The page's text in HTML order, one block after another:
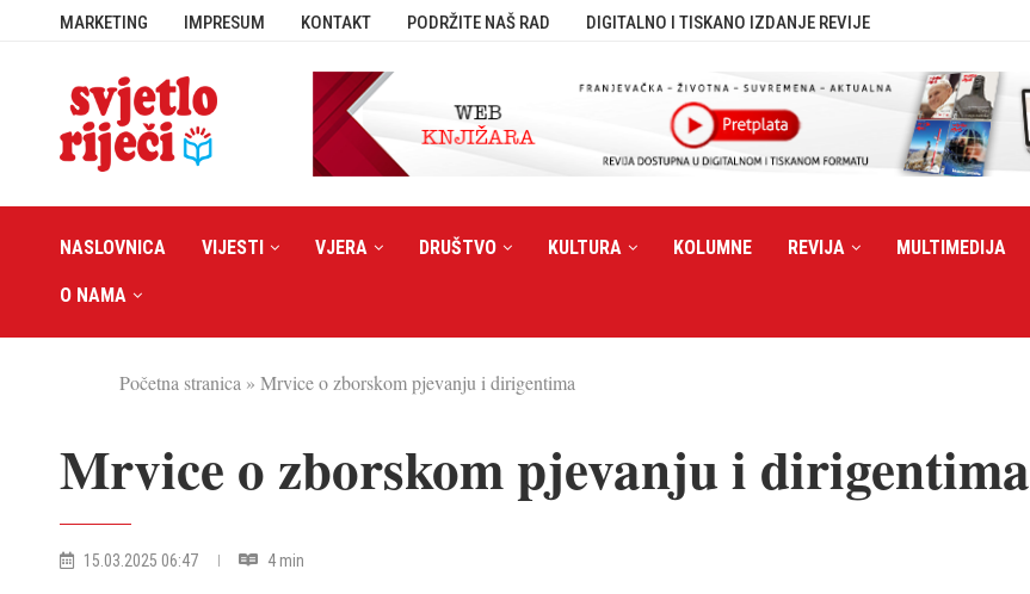
MARKETING IMPRESUM KONTAKT PODRŽITE NAŠ RAD DIGITALNO I TISKANO IZDANJE REVIJE
NASLOVNICA VIJESTI VJERA DRUŠTVO KULTURA KOLUMNE REVIJA MULTIMEDIJA
O NAMA
Početna stranica » Mrvice o zborskom pjevanju i dirigentima
Mrvice o zborskom pjevanju i dirigentima
15.03.2025 06:47 4 min